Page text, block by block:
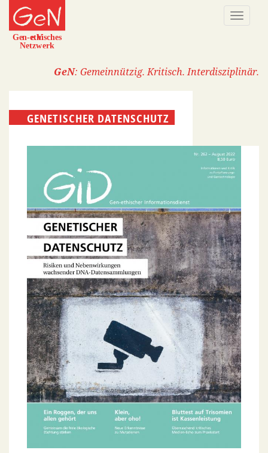
Direkt
zum
Inhalt
GeN: Gemeinnützig. Kritisch. Interdisziplinär.
GENETISCHER DATENSCHUTZ